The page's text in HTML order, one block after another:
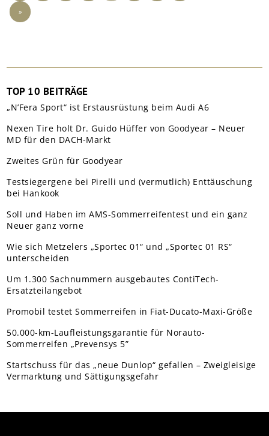
»
TOP 10 BEITRÄGE
„N’Fera Sport“ ist Erstausrüstung beim Audi A6
Nexen Tire holt Dr. Guido Hüffer von Goodyear – Neuer
MD für den DACH-Markt
Zweites Grün für Goodyear
Testsiegergene bei Pirelli und (vermutlich) Enttäuschung
bei Hankook
Soll und Haben im AMS-Sommerreifentest und ein ganz
Neuer ganz vorne
Wie sich Metzelers „Sportec 01“ und „Sportec 01 RS“
unterscheiden
Um 1.300 Sachnummern ausgebautes ContiTech-
Ersatzteilangebot
Promobil testet Sommerreifen in Fiat-Ducato-Maxi-Größe
50.000-km-Laufleistungsgarantie für Norauto-
Sommerreifen „Prevensys 5”
Startschuss für das „neue Dunlop“ gefallen – Zweigleisige
Vermarktung und Sättigungsgefahr